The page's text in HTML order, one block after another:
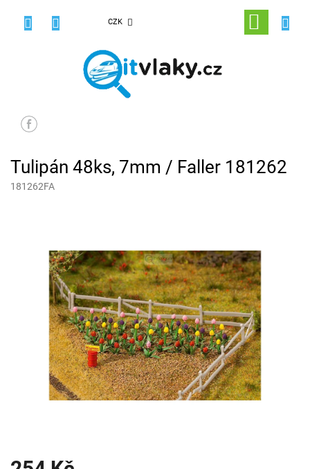
CZK
NÁKUPNÍ
KOŠÍK
Tulipán 48ks, 7mm / Faller 181262
181262FA